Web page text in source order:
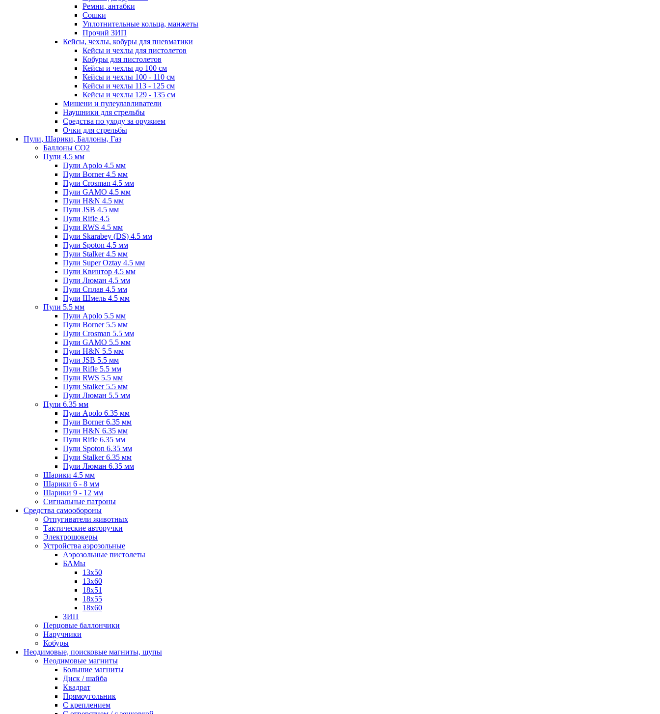
Ремни, антабки
Сошки
Уплотнительные кольца, манжеты
Прочий ЗИП
Кейсы, чехлы, кобуры для пневматики
Кейсы и чехлы для пистолетов
Кобуры для пистолетов
Кейсы и чехлы до 100 см
Кейсы и чехлы 100 - 110 см
Кейсы и чехлы 113 - 125 см
Кейсы и чехлы 129 - 135 см
Мишени и пулеулавливатели
Наушники для стрельбы
Средства по уходу за оружием
Очки для стрельбы
Пули, Шарики, Баллоны, Газ
Баллоны CO2
Пули 4.5 мм
Пули Apolo 4.5 мм
Пули Borner 4.5 мм
Пули Crosman 4.5 мм
Пули GAMO 4.5 мм
Пули H&N 4.5 мм
Пули JSB 4.5 мм
Пули Rifle 4.5
Пули RWS 4.5 мм
Пули Skarabey (DS) 4.5 мм
Пули Spoton 4.5 мм
Пули Stalker 4.5 мм
Пули Super Oztay 4.5 мм
Пули Квинтор 4.5 мм
Пули Люман 4.5 мм
Пули Сплав 4.5 мм
Пули Шмель 4.5 мм
Пули 5.5 мм
Пули Apolo 5.5 мм
Пули Borner 5.5 мм
Пули Crosman 5.5 мм
Пули GAMO 5.5 мм
Пули H&N 5.5 мм
Пули JSB 5.5 мм
Пули Rifle 5.5 мм
Пули RWS 5.5 мм
Пули Stalker 5.5 мм
Пули Люман 5.5 мм
Пули 6.35 мм
Пули Apolo 6.35 мм
Пули Borner 6.35 мм
Пули H&N 6.35 мм
Пули Rifle 6.35 мм
Пули Spoton 6.35 мм
Пули Stalker 6.35 мм
Пули Люман 6.35 мм
Шарики 4.5 мм
Шарики 6 - 8 мм
Шарики 9 - 12 мм
Сигнальные патроны
Средства самообороны
Отпугиватели животных
Тактические авторучки
Электрошокеры
Устройства аэрозольные
Аэрозольные пистолеты
БАМы
13х50
13х60
18х51
18х55
18х60
ЗИП
Перцовые баллончики
Наручники
Кобуры
Неодимовые, поисковые магниты, щупы
Неодимовые магниты
Большие магниты
Диск / шайба
Квадрат
Прямоугольник
С креплением